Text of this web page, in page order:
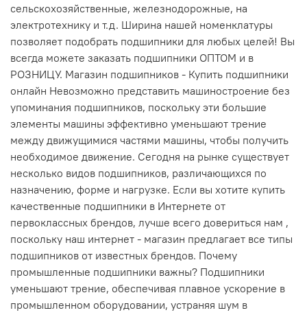
сельскохозяйственные, железнодорожные, на
электротехнику и т.д. Ширина нашей номенклатуры
позволяет подобрать подшипники для любых целей! Вы
всегда можете заказать подшипники ОПТОМ и в
РОЗНИЦУ. Магазин подшипников - Купить подшипники
онлайн Невозможно представить машиностроение без
упоминания подшипников, поскольку эти большие
элементы машины эффективно уменьшают трение
между движущимися частями машины, чтобы получить
необходимое движение. Сегодня на рынке существует
несколько видов подшипников, различающихся по
назначению, форме и нагрузке. Если вы хотите купить
качественные подшипники в Интернете от
первоклассных брендов, лучше всего довериться нам ,
поскольку наш интернет - магазин предлагает все типы
подшипников от известных брендов. Почему
промышленные подшипники важны? Подшипники
уменьшают трение, обеспечивая плавное ускорение в
промышленном оборудовании, устраняя шум в